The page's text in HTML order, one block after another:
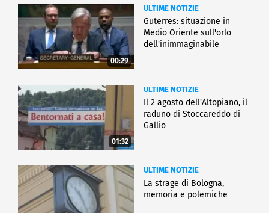
00:29
ULTIME NOTIZIE
Guterres: situazione in
Medio Oriente sull'orlo
dell'inimmaginabile
01:32
ULTIME NOTIZIE
Il 2 agosto dell'Altopiano, il
raduno di Stoccareddo di
Gallio
ULTIME NOTIZIE
La strage di Bologna,
memoria e polemiche